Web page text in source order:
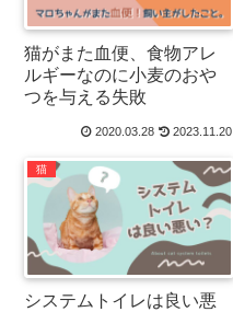
猫がまた血便、食物アレ
ルギーなのに小麦のおや
つを与える失敗
2020.03.28 2023.11.20
猫
システムトイレは良い悪